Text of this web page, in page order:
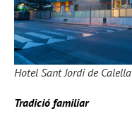
Hotel Sant Jordi de Calella
Tradició familiar